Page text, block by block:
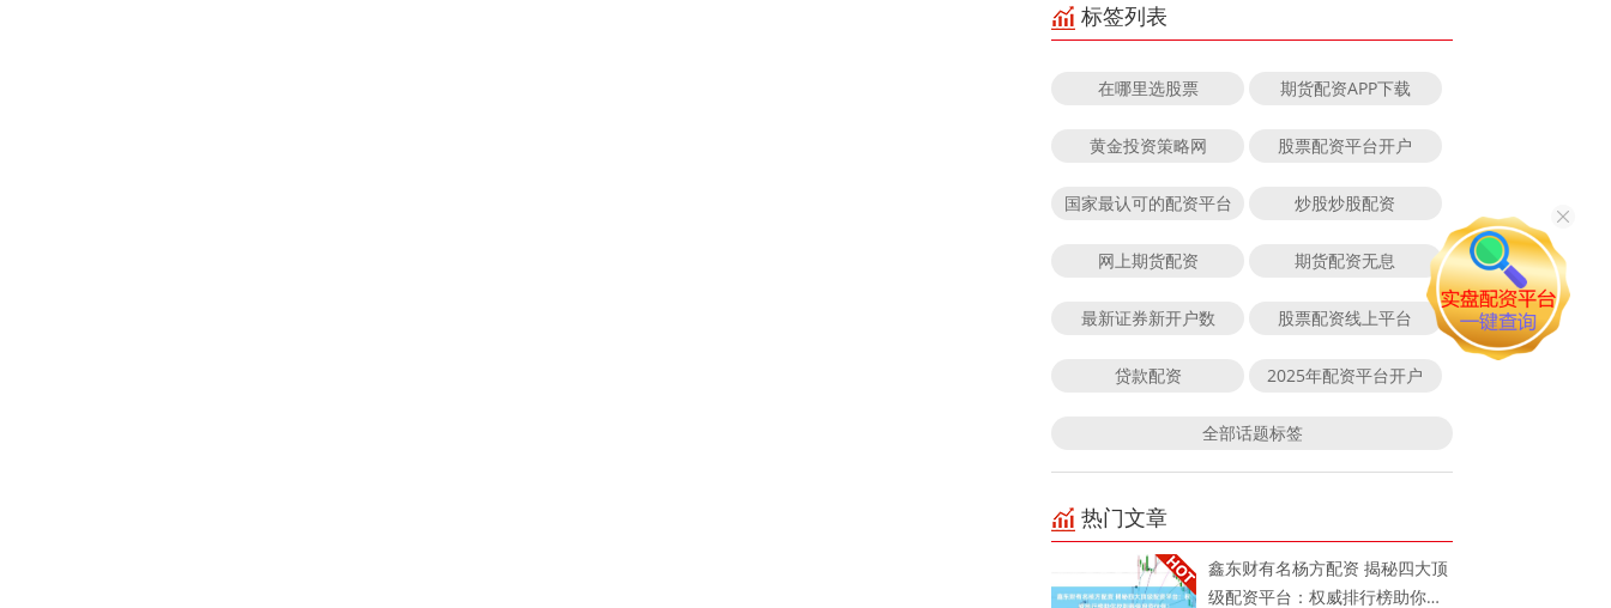
标签列表
在哪里选股票 期货配资APP下载
黄金投资策略网 股票配资平台开户
国家最认可的配资平台 炒股炒股配资
网上期货配资 期货配资无息
最新证券新开户数 股票配资线上平台
贷款配资 2025年配资平台开户
全部话题标签
热门文章
鑫东财有名杨方配资 揭秘四大顶
级配资平台：权威排行榜助你找